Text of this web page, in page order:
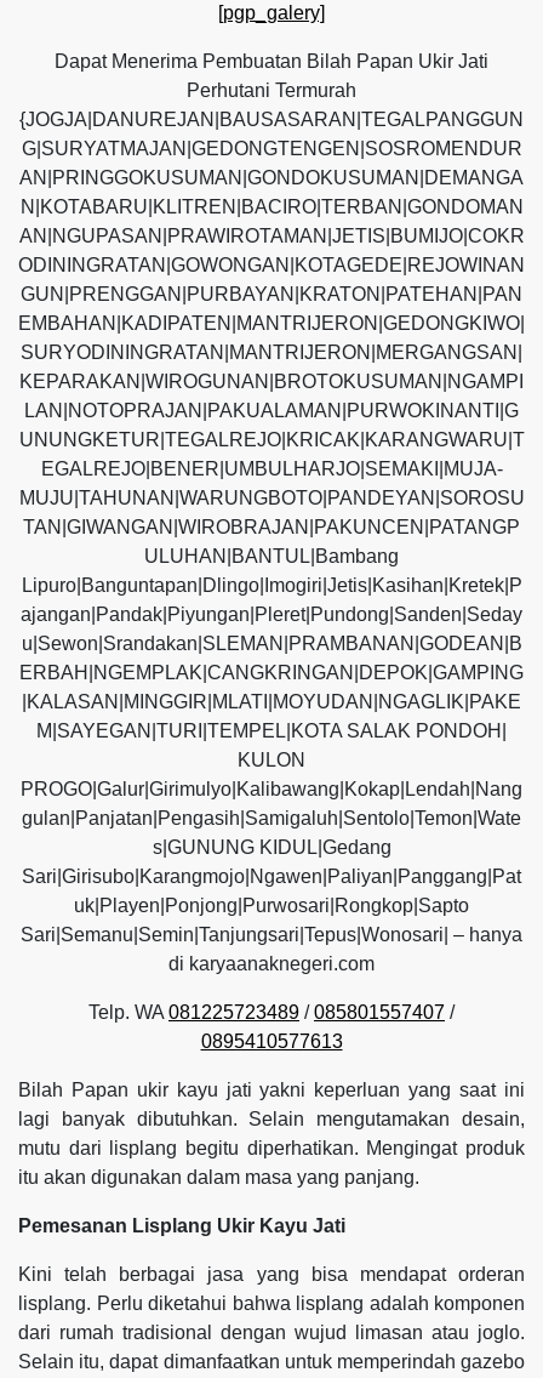
[pgp_galery]
Dapat Menerima Pembuatan Bilah Papan Ukir Jati
Perhutani Termurah
{JOGJA|DANUREJAN|BAUSASARAN|TEGALPANGGUN
G|SURYATMAJAN|GEDONGTENGEN|SOSROMENDUR
AN|PRINGGOKUSUMAN|GONDOKUSUMAN|DEMANGA
N|KOTABARU|KLITREN|BACIRO|TERBAN|GONDOMAN
AN|NGUPASAN|PRAWIROTAMAN|JETIS|BUMIJO|COKR
ODININGRATAN|GOWONGAN|KOTAGEDE|REJOWINAN
GUN|PRENGGAN|PURBAYAN|KRATON|PATEHAN|PAN
EMBAHAN|KADIPATEN|MANTRIJERON|GEDONGKIWO|
SURYODININGRATAN|MANTRIJERON|MERGANGSAN|
KEPARAKAN|WIROGUNAN|BROTOKUSUMAN|NGAMPI
LAN|NOTOPRAJAN|PAKUALAMAN|PURWOKINANTI|G
UNUNGKETUR|TEGALREJO|KRICAK|KARANGWARU|T
EGALREJO|BENER|UMBULHARJO|SEMAKI|MUJA-
MUJU|TAHUNAN|WARUNGBOTO|PANDEYAN|SOROSU
TAN|GIWANGAN|WIROBRAJAN|PAKUNCEN|PATANGP
ULUHAN|BANTUL|Bambang
Lipuro|Banguntapan|Dlingo|Imogiri|Jetis|Kasihan|Kretek|P
ajangan|Pandak|Piyungan|Pleret|Pundong|Sanden|Seday
u|Sewon|Srandakan|SLEMAN|PRAMBANAN|GODEAN|B
ERBAH|NGEMPLAK|CANGKRINGAN|DEPOK|GAMPING
|KALASAN|MINGGIR|MLATI|MOYUDAN|NGAGLIK|PAKE
M|SAYEGAN|TURI|TEMPEL|KOTA SALAK PONDOH|
KULON
PROGO|Galur|Girimulyo|Kalibawang|Kokap|Lendah|Nang
gulan|Panjatan|Pengasih|Samigaluh|Sentolo|Temon|Wate
s|GUNUNG KIDUL|Gedang
Sari|Girisubo|Karangmojo|Ngawen|Paliyan|Panggang|Pat
uk|Playen|Ponjong|Purwosari|Rongkop|Sapto
Sari|Semanu|Semin|Tanjungsari|Tepus|Wonosari| – hanya
di karyaanaknegeri.com
Telp. WA 081225723489 /085801557407 /
0895410577613
Bilah Papan ukir kayu jati yakni keperluan yang saat ini
lagi banyak dibutuhkan. Selain mengutamakan desain,
mutu dari lisplang begitu diperhatikan. Mengingat produk
itu akan digunakan dalam masa yang panjang.
Pemesanan Lisplang Ukir Kayu Jati
Kini telah berbagai jasa yang bisa mendapat orderan
lisplang. Perlu diketahui bahwa lisplang adalah komponen
dari rumah tradisional dengan wujud limasan atau joglo.
Selain itu, dapat dimanfaatkan untuk memperindah gazebo